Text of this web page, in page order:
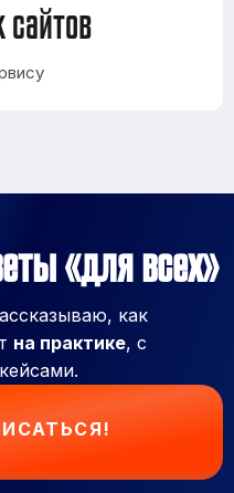
сайтов
«для всех»
как
на практике, с